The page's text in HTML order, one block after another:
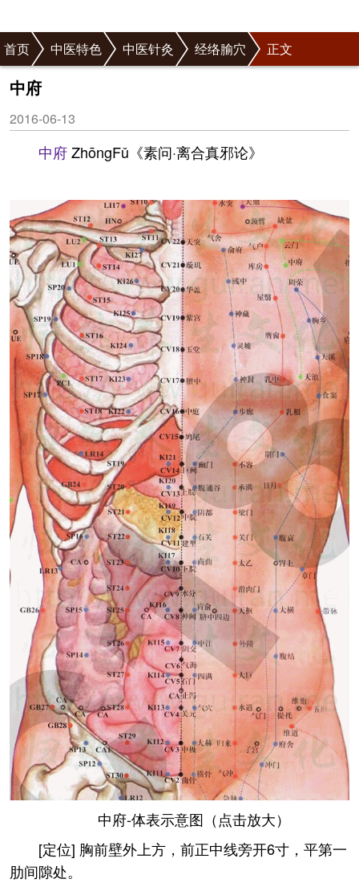
首页 中医特色 中医针灸 经络腧穴 正文
中府
2016-06-13
中府ZhōngFǔ《素问·离合真邪论》
中府-体表示意图（点击放大）
[定位] 胸前壁外上方，前正中线旁开6寸，平第一
肋间隙处。